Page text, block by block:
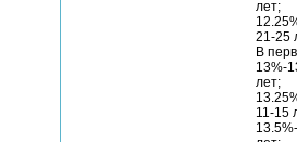
лет;
21-25
В
13%-
лет;
11-15